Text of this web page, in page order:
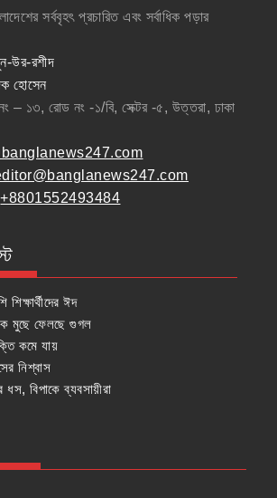
সর্ববৃহৎ প্রচারিত এবং সর্বাধিক পড়ার
উর-রশীদ
হোসেন
– ১৩, রোড নং -১/বি, সেক্টর -৫, উত্তরা, ঢাকা
+8801552493484
শিক্ষার্থীদের ঈদ
মুছে ফেলছে গুগল
কমে যায়
নিশ্বাস
ধস, বিপাকে ব্যবসায়ীরা